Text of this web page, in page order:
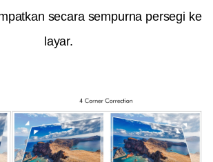
secara sempurna persegi ke
layar.